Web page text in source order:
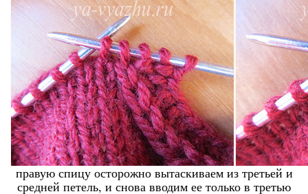
правую спицу осторожно вытаскиваем из третьей и
средней петель, и снова вводим ее только в третью